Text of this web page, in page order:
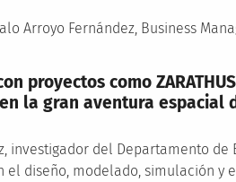
Arroyo Fernández, Business
proyectos como
la gran aventura espacial
investigador del Departamento
el diseño, modelado, simulación y